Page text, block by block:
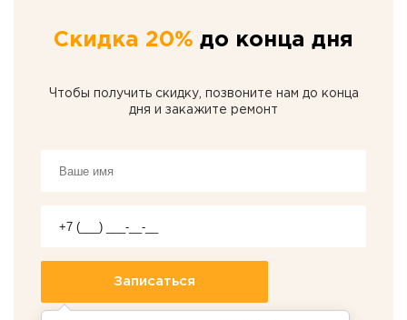
Скидка 20% до конца дня
Чтобы получить скидку, позвоните нам до конца
дня и закажите ремонт